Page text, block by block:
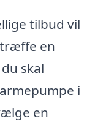
tilbud vil
en
skal
i
en